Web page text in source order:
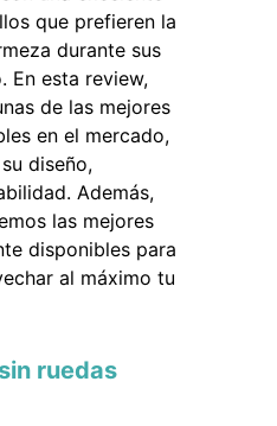
que prefieren la
durante sus
En esta review,
de las mejores
en el mercado,
diseño,
Además,
las mejores
disponibles para
al máximo tu
ruedas